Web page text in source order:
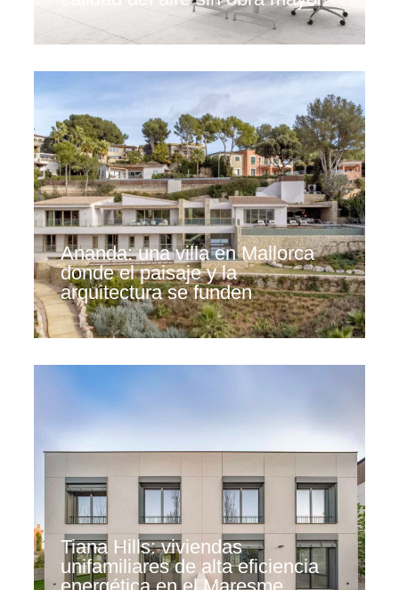
Ananda: una villa en Mallorca
donde el paisaje y la
arquitectura se funden
Tiana Hills: viviendas
unifamiliares de alta eficiencia
energética en el Maresme